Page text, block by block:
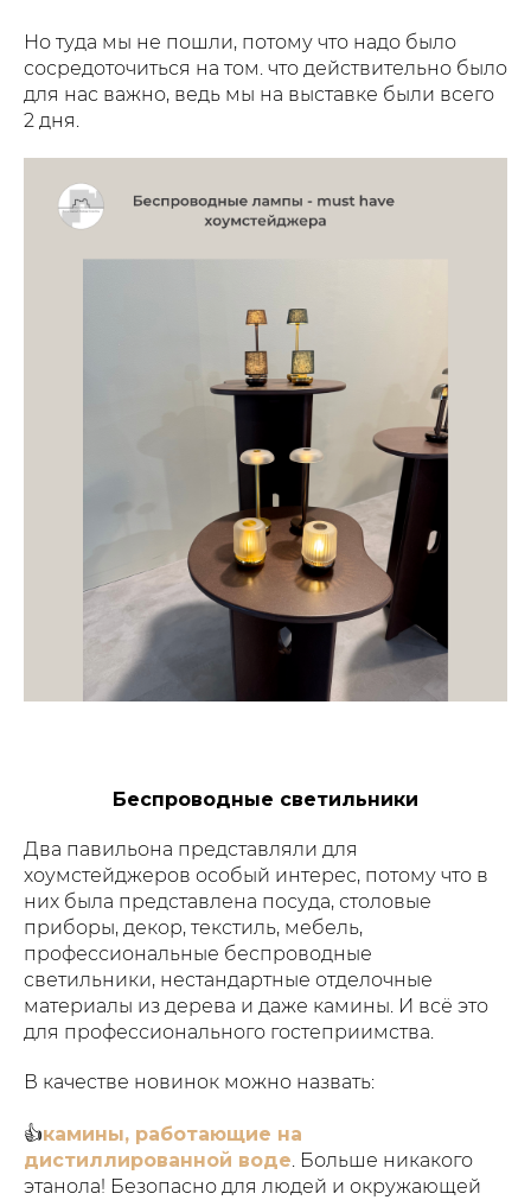
Но туда мы не пошли, потому что надо было
сосредоточиться на том. что действительно было
для нас важно, ведь мы на выставке были всего
2 дня.
Беспроводные светильники
Два павильона представляли для
хоумстейджеров особый интерес, потому что в
них была представлена посуда, столовые
приборы, декор, текстиль, мебель,
профессиональные беспроводные
светильники, нестандартные отделочные
материалы из дерева и даже камины. И всё это
для профессионального гостеприимства.
В качестве новинок можно назвать:
👍камины, работающие на
дистиллированной воде. Больше никакого
этанола! Безопасно для людей и окружающей